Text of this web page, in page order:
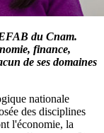
du Cnam.
finance,
de ses domaines
nationale
des disciplines
l'économie, la